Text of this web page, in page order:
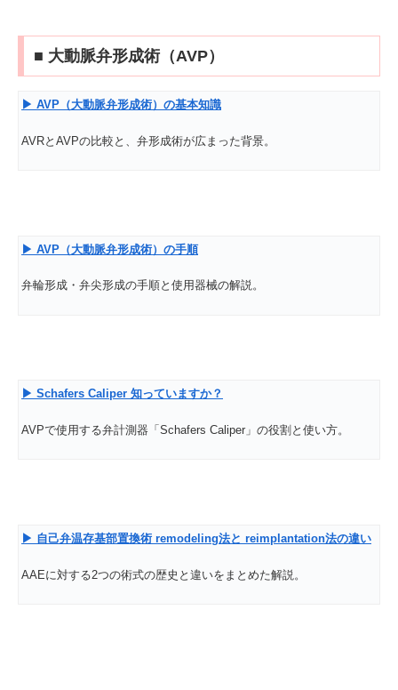
■ 大動脈弁形成術（AVP）
▶ AVP （大動脈弁形成術）の基本知識
AVRとAVPの比較と、弁形成術が広まった背景。
▶ AVP （大動脈弁形成術）の手順
弁輪形成・弁尖形成の手順と使用器械の解説。
▶ Schafers Caliper 知っていますか？
AVPで使用する弁計測器「Schafers Caliper」の役割と使い方。
▶ 自己弁温存基部置換術 remodeling法と reimplantation法の違い
AAEに対する2つの術式の歴史と違いをまとめた解説。